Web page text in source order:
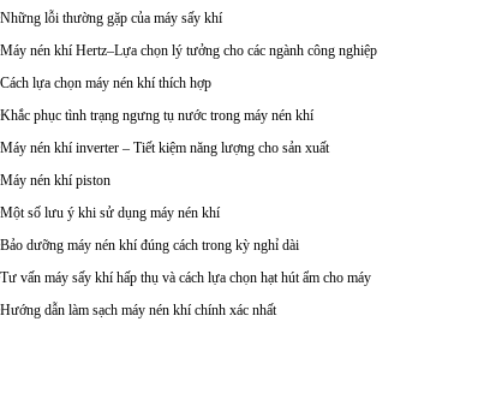
Những lỗi thường gặp của máy sấy khí
Máy nén khí Hertz–Lựa chọn lý tưởng cho các ngành công nghiệp
Cách lựa chọn máy nén khí thích hợp
Khắc phục tình trạng ngưng tụ nước trong máy nén khí
Máy nén khí inverter – Tiết kiệm năng lượng cho sản xuất
Máy nén khí piston
Một số lưu ý khi sử dụng máy nén khí
Bảo dưỡng máy nén khí đúng cách trong kỳ nghỉ dài
Tư vấn máy sấy khí hấp thụ và cách lựa chọn hạt hút ẩm cho máy
Hướng dẫn làm sạch máy nén khí chính xác nhất